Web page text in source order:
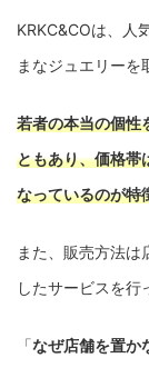
KRKC&COは、人
まなジュエリーを
若者の本当の個性
ともあり、価格帯
なっているのが特
また、販売方法
したサービスを行
「なぜ店舗を置か